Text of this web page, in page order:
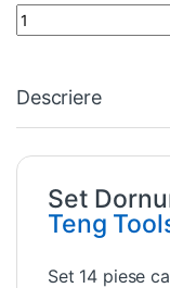
Quantity
Descriere
Set
Teng
Set 14 piese